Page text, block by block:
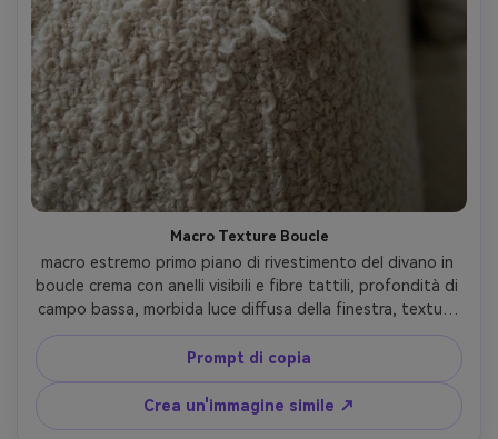
Macro Texture Boucle
macro estremo primo piano di rivestimento del divano in
boucle crema con anelli visibili e fibre tattili, profondità di
campo bassa, morbida luce diffusa della finestra, texture
naturale e dettagli di cucitura, scattato su Nikon Z8 con
obiettivo macro 105mm, f/2.8, ultra realistico, alto micro-
contrasto, sfocatura di sfondo minima pulita- -ar 4:5
Prompt di copia
Crea un'immagine simile ↗